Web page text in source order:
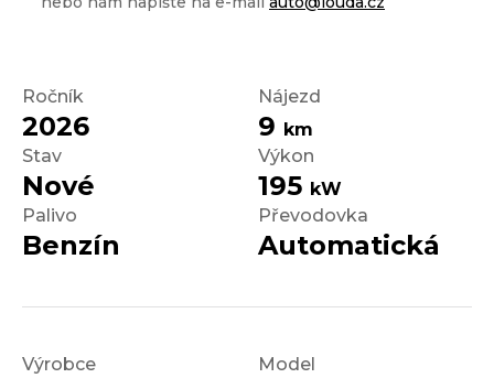
Ročník
2026
Nájezd
9 km
Stav
Nové
Výkon
195 kW
Palivo
Benzín
Převodovka
Automatická
Výrobce
Model